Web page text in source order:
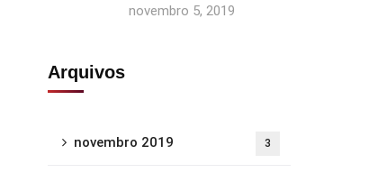
novembro 5, 2019
Arquivos
novembro 2019 3